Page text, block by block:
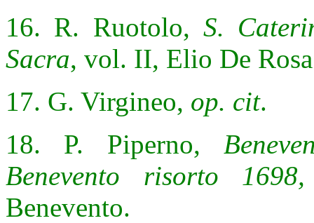
16. R. Ruotolo, S.
Sacra, vol. II, Elio De
17. G. Virgineo, op. cit.
18. P. Piperno,
Benevento risorto 1698,
Benevento.